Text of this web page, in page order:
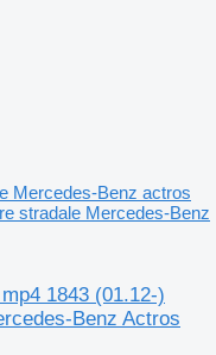
Mercedes-Benz actros
stradale Mercedes-Benz
1843 (01.12-)
Benz Actros